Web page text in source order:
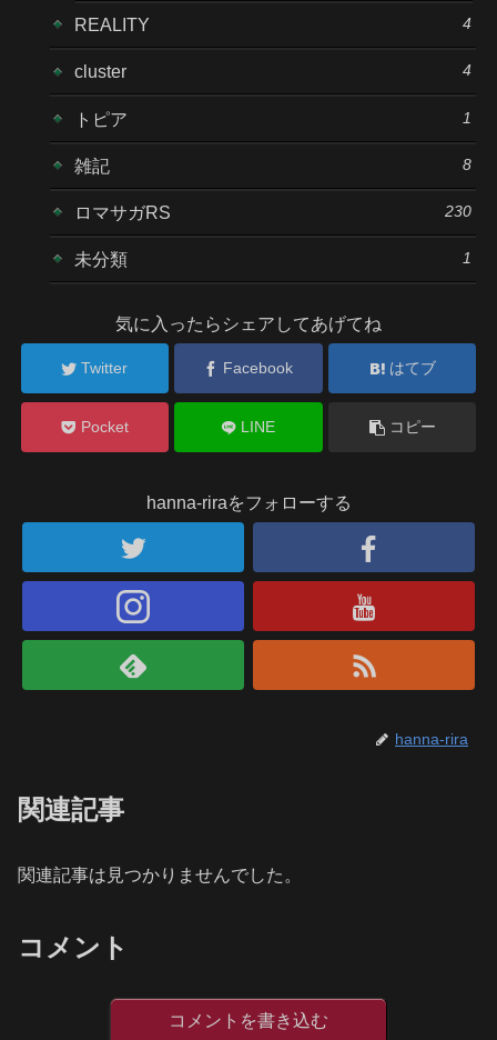
REALITY 4
cluster 4
トピア 1
雑記 8
ロマサガRS 230
未分類 1
気に入ったらシェアしてあげてね
Twitter Facebook はてブ
Pocket LINE コピー
hanna-riraをフォローする
hanna-rira
関連記事
関連記事は見つかりませんでした。
コメント
コメントを書き込む